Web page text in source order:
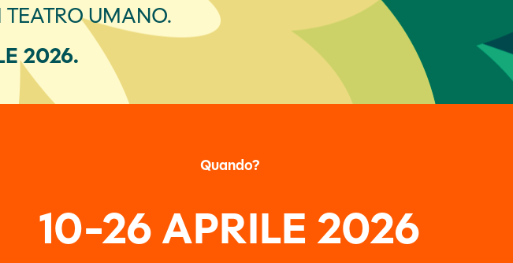
UMANO.
2026.
Quando?
10-26 APRILE 2026